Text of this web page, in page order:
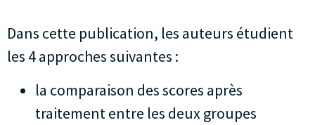
Dans cette publication, les auteurs étudient
les 4 approches suivantes :
la comparaison des scores après
traitement entre les deux groupes